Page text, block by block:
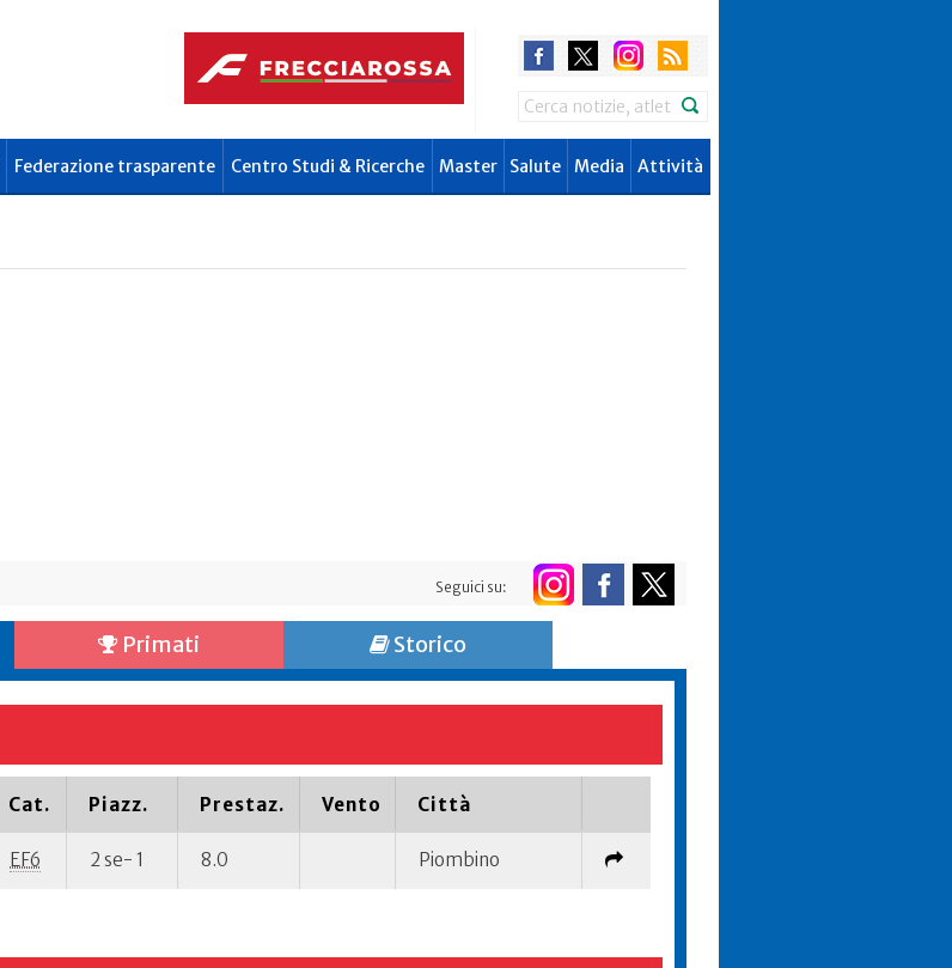
Search
Federazione trasparente Centro Studi & Ricerche Master Salute Media Attività
Seguici su:
Primati Storico
Cat. Piazz. Prestaz. Vento Città
EF6 2 se- 1 8.0 Piombino